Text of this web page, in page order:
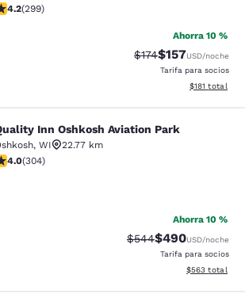
de 4.19 estrellas. Muy bueno. 299 reseñas
4.2(299)
Ahorra 10 %
Tarifa tachada:
$174Tarifa reducida:
$157USD/noche
Tarifa para socios
Ver detalles
$181 total
Oshkosh Aviation Park
Inn Oshkosh Aviation Park
, WI
22.77 km
de 4.01 estrellas. Muy bueno. 304 reseñas
4.0(304)
Ahorra 10 %
Tarifa tachada:
$544Tarifa reducida:
$490USD/noche
Tarifa para socios
Ver detalles
$563 total